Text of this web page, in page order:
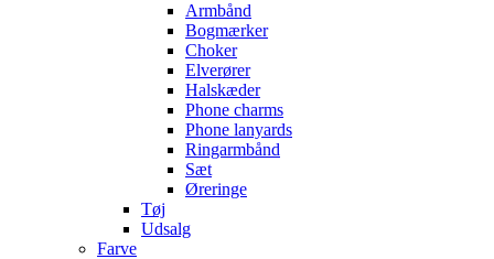
Armbånd
Bogmærker
Choker
Elverører
Halskæder
Phone charms
Phone lanyards
Ringarmbånd
Sæt
Øreringe
Tøj
Udsalg
Farve